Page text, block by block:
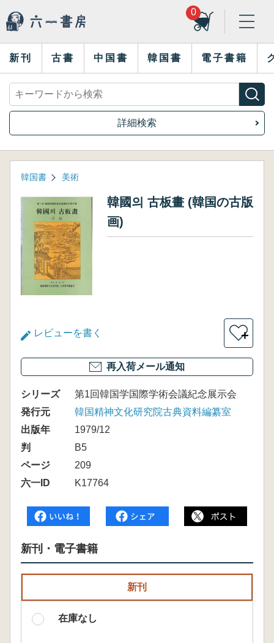
0
新刊 古書 中国書 韓国書 電子書籍
詳細検索
韓国書 美術
韓國의 古板畫 (韓国の古版
画)
レビューを書く ＋
再入荷メール通知
シリーズ
第1回韓国学国際学術会議紀念展示会
発行元
韓国精神文化研究院古典資料編纂室
出版年
1979/12
判
B5
ページ
209
六一ID
K17764
新刊・電子書籍
新刊
在庫なし